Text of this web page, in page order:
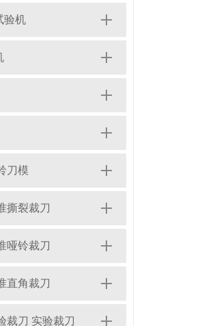
验机
刀模
撕裂裁刀
哑铃裁刀
直角裁刀
裁刀 实验裁刀